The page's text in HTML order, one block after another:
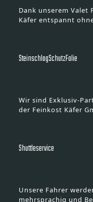
Dank unserem Valet
Käfer entspannt
SteinschlagSchutzFolie
Wir sind Exklusiv-
der Feinkost Käfer
Shuttleservice
Unsere Fahrer
mehrsprachig und